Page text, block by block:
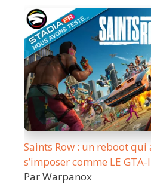
Saints Row : un reboot
s’imposer comme LE
Par Warpanox